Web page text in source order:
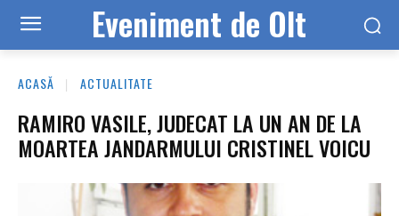
Eveniment de Olt
ACASĂ ACTUALITATE
RAMIRO VASILE, JUDECAT LA UN AN DE LA
MOARTEA JANDARMULUI CRISTINEL VOICU